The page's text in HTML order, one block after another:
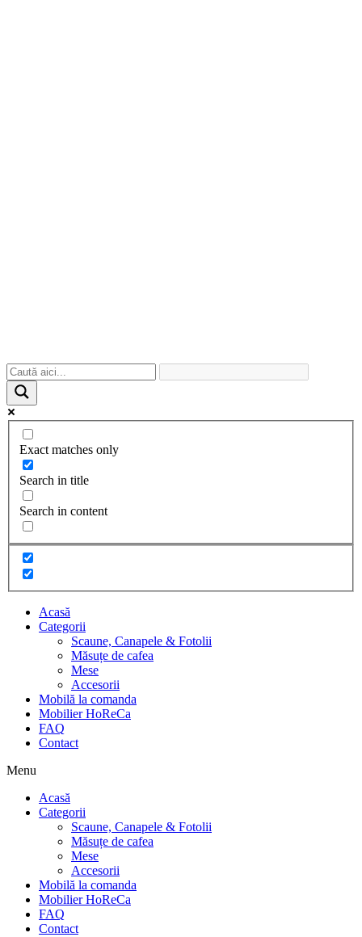
Exact matches only
Search in title
Search in content
Acasă
Categorii
Scaune, Canapele & Fotolii
Măsuțe de cafea
Mese
Accesorii
Mobilă la comanda
Mobilier HoReCa
FAQ
Contact
Menu
Acasă
Categorii
Scaune, Canapele & Fotolii
Măsuțe de cafea
Mese
Accesorii
Mobilă la comanda
Mobilier HoReCa
FAQ
Contact